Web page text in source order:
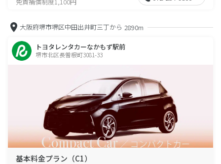
大阪府堺市堺区中田出井町三丁から 2890m
トヨタレンタカーなかもず駅前
堺市北区長曽根町3081-33
基本料金プラン（C1）